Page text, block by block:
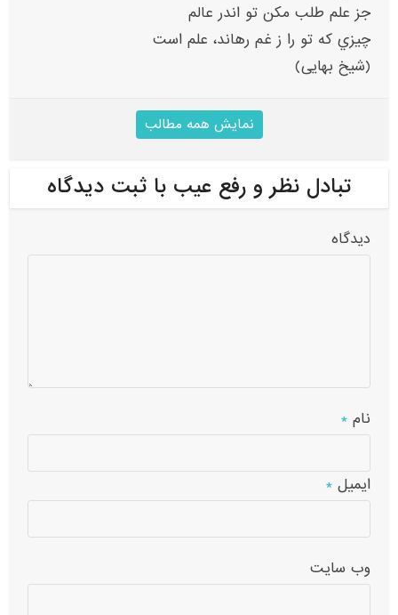
جز علم طلب مکن تو اندر عالم
چيزي که تو را ز غم رهاند، علم است
(شیخ بهایی)
نمایش همه مطالب
تبادل نظر و رفع عیب با ثبت دیدگاه
دیدگاه
نام*
ایمیل*
وب‌ سایت